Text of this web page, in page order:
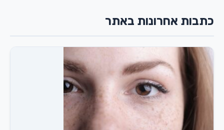
ומה
לדעת
מראש
כתבות אחרונות באתר